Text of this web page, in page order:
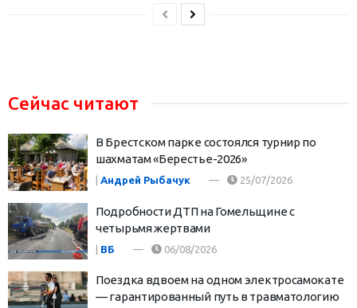
Сейчас читают
В Брестском парке состоялся турнир по
шахматам «Берестье-2026»
Андрей Рыбачук 25/07/2026
Подробности ДТП на Гомельщине с
четырьмя жертвами
| ВБ 06/08/2026
Поездка вдвоем на одном электросамокате
— гарантированный путь в травматологию